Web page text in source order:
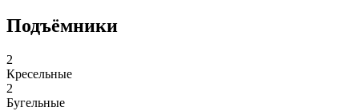
Подъёмники
2
Кресельные
2
Бугельные